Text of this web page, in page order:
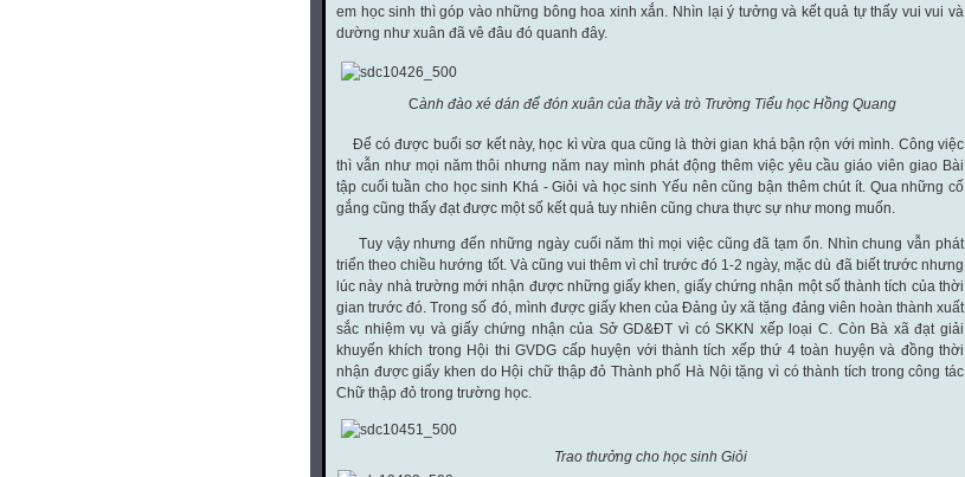
em học sinh thì góp vào những bông hoa xinh xắn. Nhìn lại ý tưởng và kết quả tự thấy vui vui và
dường như xuân đã vê đâu đó quanh đây.
Cành đào xé dán để đón xuân của thầy và trò Trường Tiểu học Hồng Quang
Để có được buổi sơ kết này, học kì vừa qua cũng là thời gian khá bận rộn với mình. Công việc
thì vẫn như mọi năm thôi nhưng năm nay mình phát động thêm việc yêu cầu giáo viên giao Bài
tập cuối tuần cho học sinh Khá - Giỏi và học sinh Yếu nên cũng bận thêm chút ít. Qua những cố
gắng cũng thấy đạt được một số kết quả tuy nhiên cũng chưa thực sự như mong muốn.
Tuy vậy nhưng đến những ngày cuối năm thì mọi việc cũng đã tạm ổn. Nhìn chung vẫn phát
triển theo chiều hướng tốt. Và cũng vui thêm vì chỉ trước đó 1-2 ngày, mặc dù đã biết trước nhưng
lúc này nhà trường mới nhận được những giấy khen, giấy chứng nhận một số thành tích của thời
gian trước đó. Trong số đó, mình được giấy khen của Đảng ủy xã tặng đảng viên hoàn thành xuất
sắc nhiệm vụ và giấy chứng nhận của Sở GD&ĐT vì có SKKN xếp loại C. Còn Bà xã đạt giải
khuyến khích trong Hội thi GVDG cấp huyện với thành tích xếp thứ 4 toàn huyện và đồng thời
nhận được giấy khen do Hội chữ thập đỏ Thành phố Hà Nội tặng vì có thành tích trong công tác
Chữ thập đỏ trong trường học.
Trao thưởng cho học sinh Giỏi